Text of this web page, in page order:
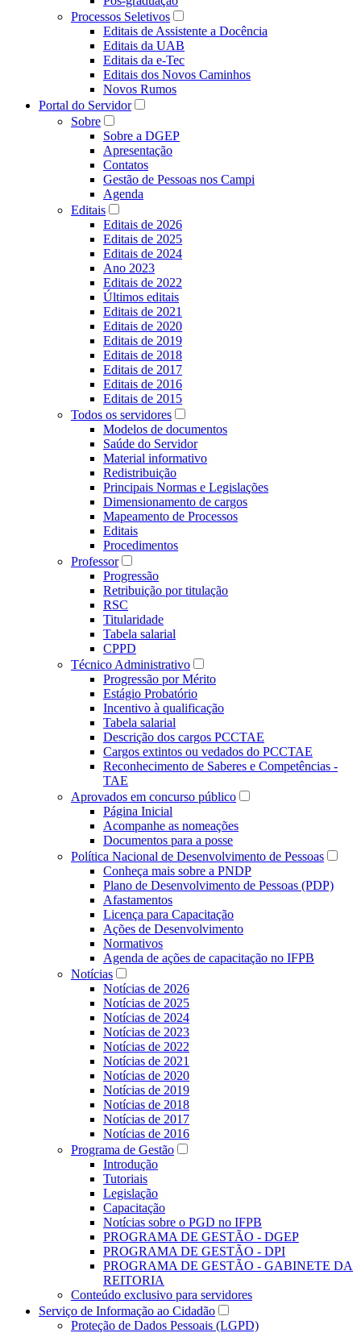
Processos Seletivos
Editais de Assistente a Docência
Editais da UAB
Editais da e-Tec
Editais dos Novos Caminhos
Novos Rumos
Portal do Servidor
Sobre
Sobre a DGEP
Apresentação
Contatos
Gestão de Pessoas nos Campi
Agenda
Editais
Editais de 2026
Editais de 2025
Editais de 2024
Ano 2023
Editais de 2022
Últimos editais
Editais de 2021
Editais de 2020
Editais de 2019
Editais de 2018
Editais de 2017
Editais de 2016
Editais de 2015
Todos os servidores
Modelos de documentos
Saúde do Servidor
Material informativo
Redistribuição
Principais Normas e Legislações
Dimensionamento de cargos
Mapeamento de Processos
Editais
Procedimentos
Professor
Progressão
Retribuição por titulação
RSC
Titularidade
Tabela salarial
CPPD
Técnico Administrativo
Progressão por Mérito
Estágio Probatório
Incentivo à qualificação
Tabela salarial
Descrição dos cargos PCCTAE
Cargos extintos ou vedados do PCCTAE
Reconhecimento de Saberes e Competências -
TAE
Aprovados em concurso público
Página Inicial
Acompanhe as nomeações
Documentos para a posse
Política Nacional de Desenvolvimento de Pessoas
Conheça mais sobre a PNDP
Plano de Desenvolvimento de Pessoas (PDP)
Afastamentos
Licença para Capacitação
Ações de Desenvolvimento
Normativos
Agenda de ações de capacitação no IFPB
Notícias
Notícias de 2026
Notícias de 2025
Notícias de 2024
Notícias de 2023
Notícias de 2022
Notícias de 2021
Notícias de 2020
Notícias de 2019
Notícias de 2018
Notícias de 2017
Notícias de 2016
Programa de Gestão
Introdução
Tutoriais
Legislação
Capacitação
Notícias sobre o PGD no IFPB
PROGRAMA DE GESTÃO - DGEP
PROGRAMA DE GESTÃO - DPI
PROGRAMA DE GESTÃO - GABINETE DA
REITORIA
Conteúdo exclusivo para servidores
Serviço de Informação ao Cidadão
Proteção de Dados Pessoais (LGPD)